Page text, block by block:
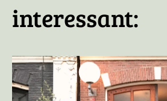
interessant: